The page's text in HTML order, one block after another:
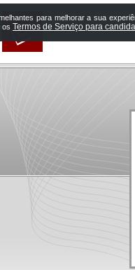
para melhorar a sua
os Termos de Serviço para